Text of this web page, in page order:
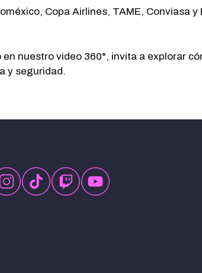
Copa Airlines, TAME, Conviasa
en nuestro video 360°, invita a explorar
y seguridad.